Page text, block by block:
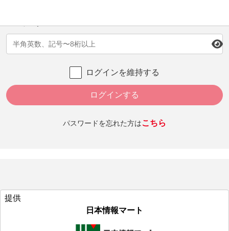
ログインを維持する
ログインする
パスワードを忘れた方はこちら
提供
日本情報マート